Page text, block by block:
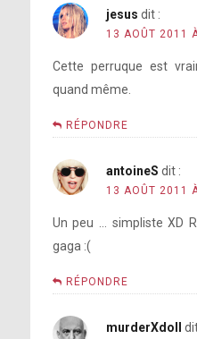
jesus dit :
13 AOÛT 2011
Cette perruque est
quand même.
RÉPONDRE
antoineS dit :
13 AOÛT 2011
Un peu … simpliste XD
gaga :(
RÉPONDRE
murderXdoll